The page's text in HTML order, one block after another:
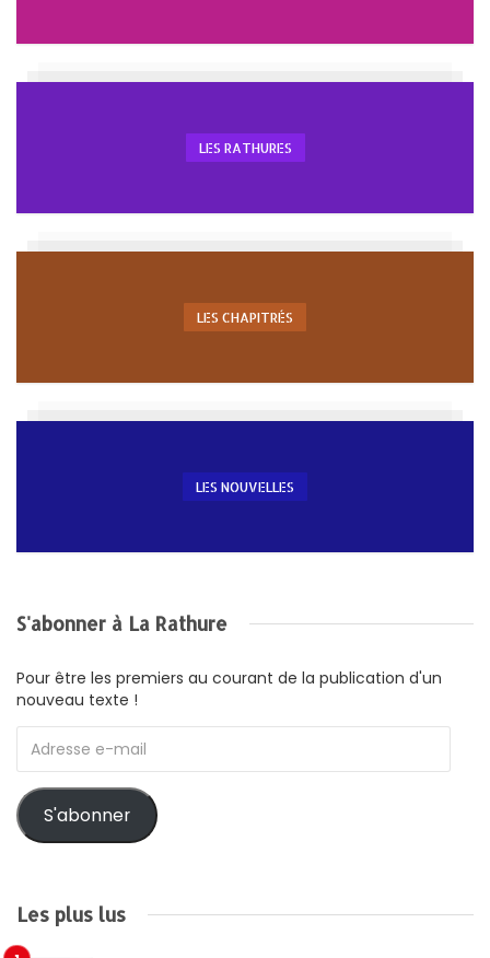
LES RATHURES
LES CHAPITRÉS
LES NOUVELLES
S'abonner à La Rathure
Pour être les premiers au courant de la publication d'un
nouveau texte !
e-
S'abonner
Les plus lus